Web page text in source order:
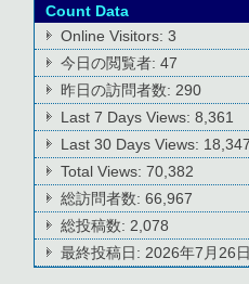
Count Data
Online Visitors:3
今日の閲覧者:47
昨日の訪問者数: 290
Last 7 Days Views:8,361
Last 30 Days Views: 18,347
Total Views:70,382
総訪問者数:66,967
総投稿数: 2,078
最終投稿日: 2026年7月26日